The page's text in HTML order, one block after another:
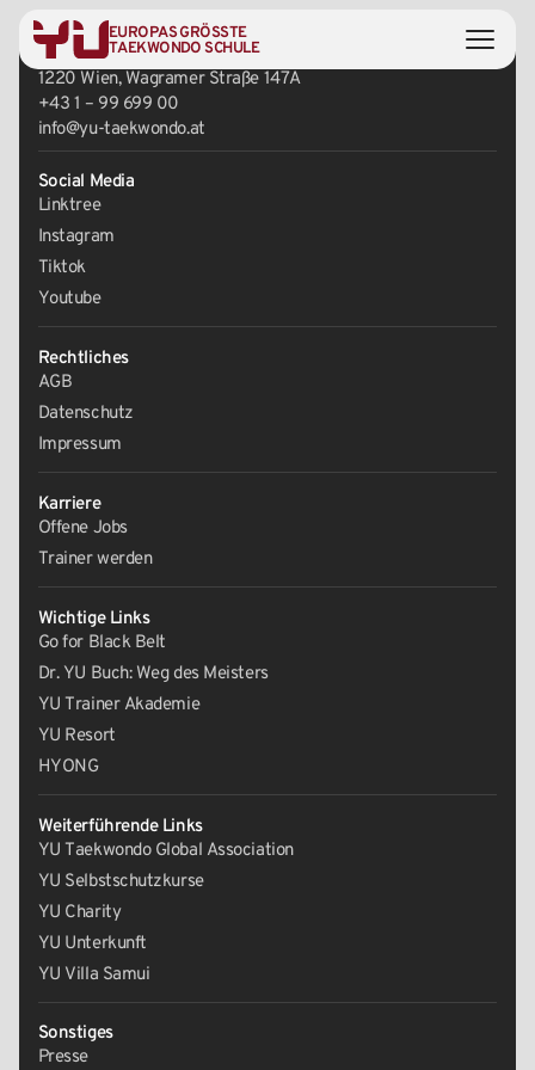
EUROPAS GRÖSSTE
TAEKWONDO SCHULE
Zentrale
1220 Wien, Wagramer Straße 147A
+43 1 – 99 699 00
info@yu-taekwondo.at
Social Media
Linktree
Instagram
Tiktok
Youtube
Rechtliches
AGB
Datenschutz
Impressum
Karriere
Offene Jobs
Trainer werden
Wichtige Links
Go for Black Belt
Dr. YU Buch: Weg des Meisters
YU Trainer Akademie
YU Resort
HYONG
Weiterführende Links
YU Taekwondo Global Association
YU Selbstschutzkurse
YU Charity
YU Unterkunft
YU Villa Samui
Sonstiges
Presse